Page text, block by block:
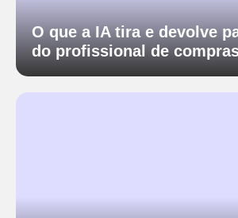
O que a IA tira e devolve
do profissional de